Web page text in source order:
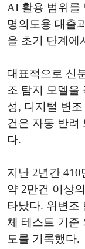
AI 활용 범위를
명의도용 대출
을 초기 단계에
대표적으로 신
조 탐지 모델을
성, 디지털 변
건은 자동 반려
다.
지난 2년간
약 2만건 이상
타났다. 위변조
체 테스트 기준
도를 기록했다.